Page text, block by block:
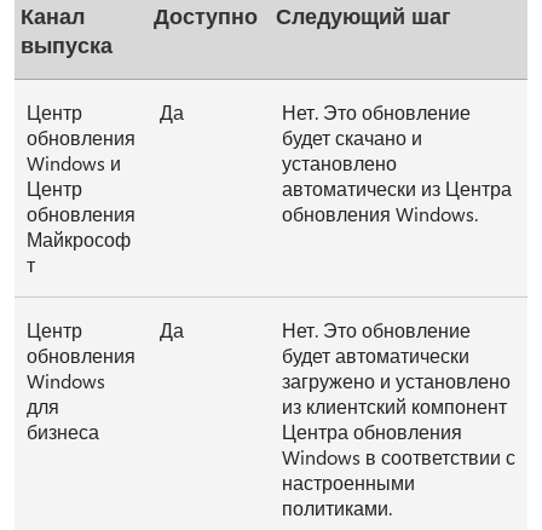
Канал
выпуска
Доступно Следующий шаг
Центр
обновления
Windows и
Центр
обновления
Майкрософ
т
Да
Нет. Это обновление
будет скачано и
установлено
автоматически из Центра
обновления Windows.
Центр
обновления
Windows
для
бизнеса
Да
Нет. Это обновление
будет автоматически
загружено и установлено
из клиентский компонент
Центра обновления
Windows в соответствии с
настроенными
политиками.